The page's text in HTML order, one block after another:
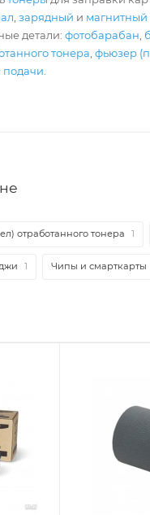
,зарядный и магнитный
детали:фотобарабан
тонера ,фьюзер
подачи
отработанного тонера 1
1 Чипы и смарткарты